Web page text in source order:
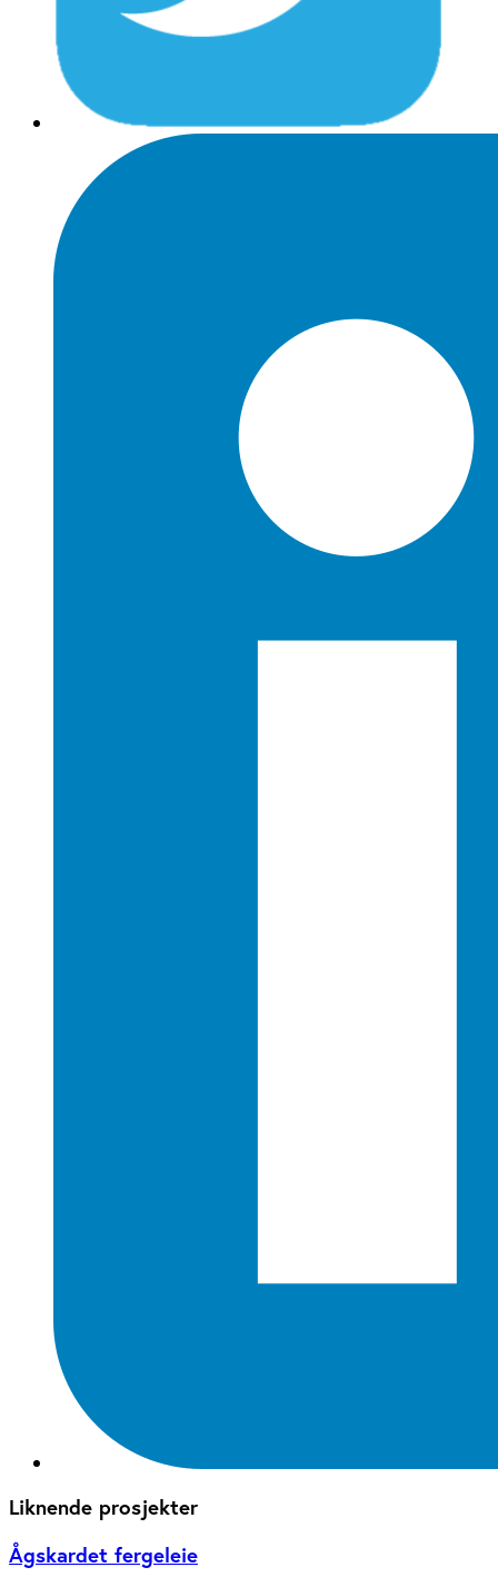
Liknende prosjekter
Ågskardet fergeleie